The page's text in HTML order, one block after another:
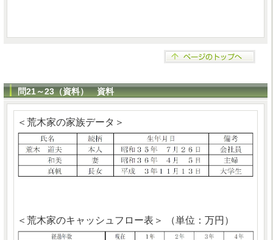
問21～23（資料） 資料
＜荒木家の家族データ＞
＜荒木家のキャッシュフロー表＞ （単位：万円）